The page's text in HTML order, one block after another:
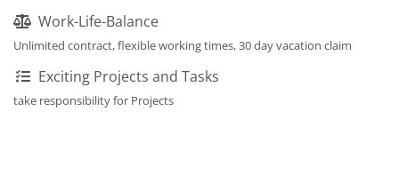
Work-Life-Balance
Unlimited contract, flexible working times, 30 day vacation claim
Exciting Projects and Tasks
take responsibility for Projects